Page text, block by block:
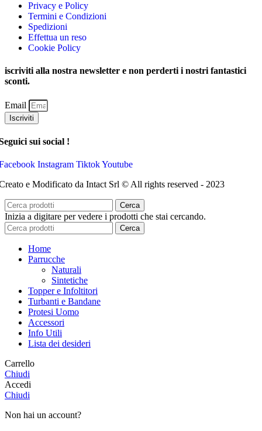
Privacy e Policy
Termini e Condizioni
Spedizioni
Effettua un reso
Cookie Policy
iscriviti alla nostra newsletter e non perderti i nostri fantastici
sconti.
Email
Iscriviti
sui social !
Instagram TiktokYoutube
e Modificato da Intact Srl © All rights reserved - 2023
Cerca
Inizia a digitare per vedere i prodotti che stai cercando.
Cerca
Home
Parrucche
Naturali
Sintetiche
Topper e Infoltitori
Turbanti e Bandane
Protesi Uomo
Accessori
Info Utili
Lista dei desideri
Carrello
Chiudi
Accedi
Chiudi
Non hai un account?